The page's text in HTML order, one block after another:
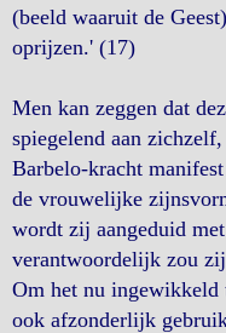
(beeld waaruit de
oprijzen.' (17)
Men kan zeggen dat
spiegelend aan
Barbelo-kracht
de vrouwelijke
wordt zij aangeduid
verantwoordelijk zou
Om het nu ingewikkeld
ook afzonderlijk